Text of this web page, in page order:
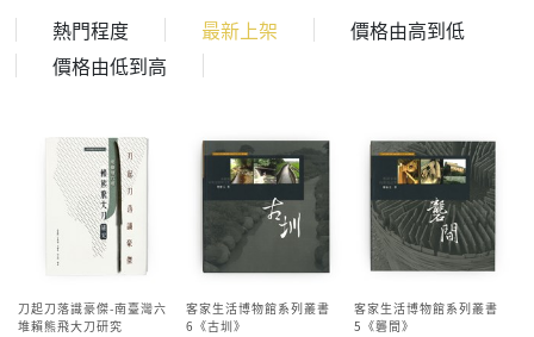
熱門程度
最新上架
價格由高到低
價格由低到高
刀起刀落識豪傑-南臺灣六
堆賴熊飛大刀研究
客家生活博物館系列叢書
6《古圳》
客家生活博物館系列叢書
5《礱間》